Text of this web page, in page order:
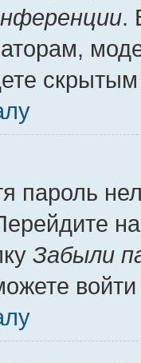
.
пароль
Забыли